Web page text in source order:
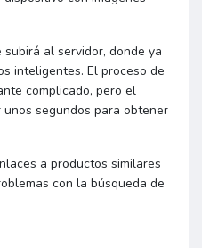
al servidor, donde ya
inteligentes. El proceso de
complicado, pero el
segundos para obtener
a productos similares
con la búsqueda de